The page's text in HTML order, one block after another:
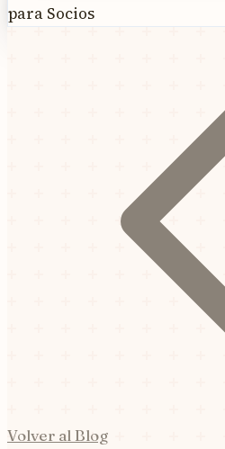
para Socios
Volver al Blog